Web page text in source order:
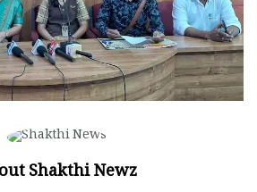
Shakthi Newz